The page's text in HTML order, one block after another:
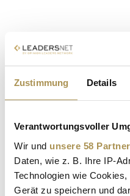
Zustimmung Details
Verantwortungsvoller
Wir und unsere 58 Partner
Daten, wie z. B. Ihre IP-
Technologien wie
Gerät zu speichern und